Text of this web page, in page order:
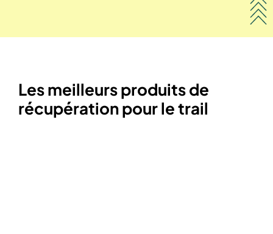
Les meilleurs produits de
récupération pour le trail